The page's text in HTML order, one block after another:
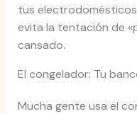
tus
evita la tentación de
cansado.
El congelador: Tu
Mucha gente usa el